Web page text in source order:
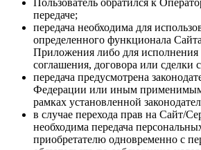
передаче;
передача необходима для
определенного функционала
Приложения либо для исполнения
соглашения, договора или сделки
передача предусмотрена
Федерации или иным применимым
рамках установленной
в случае перехода прав на Сайт/
необходима передача
приобретателю одновременно с